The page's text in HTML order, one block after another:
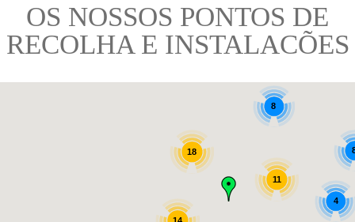
OS NOSSOS PONTOS DE
RECOLHA E INSTALACÕES
14
18
8
11
4